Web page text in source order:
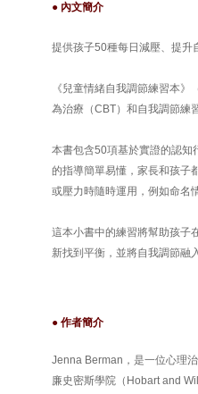
● 內文簡介
提供孩子50種每日減壓、提升
《兒童情緒自我調節練習本
為治療（CBT）和自我調節練
本書包含50項基於實證的認知
的指導簡單易懂，家長和孩子
或壓力時隨時運用，例如命名
這本小書中的練習將幫助孩子
新找到平衡，並將自我調節融
● 作者簡介
Jenna Berman，是一位心理
廉史密斯學院（Hobart and